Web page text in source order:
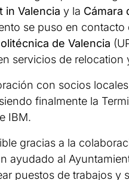
in Valencia y la Cámara
se puso en
de Valencia
servicios de
con socios
finalmente la
IBM.
gracias a la
ayudado al
puestos de trabajos